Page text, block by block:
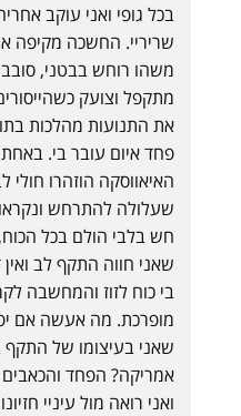
בכל גופי ואני עוקב
שריריי. החשכה מקיפה
משהו רוחש בבטני,
מתקפל וצועק
את התנועות מהלכות
פחד איום עובר בי.
האיאווסקה הוזהרו
שעלולה להתרחש
חש בלבי הולם בכל
שאני חווה התקף לב
בי כוח לזוז והמחשבה
מופרכת. מה אעשה אם
שאני בעיצומו של
אמריקה? הפחד
ואני רואה מול עיניי